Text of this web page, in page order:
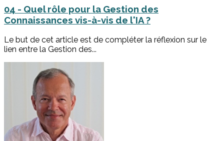
04 - Quel rôle pour la Gestion des
Connaissances vis-à-vis de l'IA ?
Le but de cet article est de compléter la réflexion sur le
lien entre la Gestion des...